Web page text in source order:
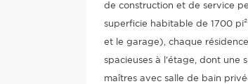
de construction et de service
superficie habitable de 1700
et le garage), chaque
spacieuses à l'étage, dont une
maîtres avec salle de bain